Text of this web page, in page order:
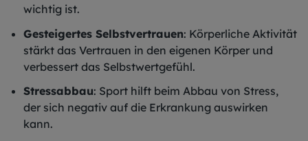
wichtig ist.
Gesteigertes Selbstvertrauen: Körperliche Aktivität
stärkt das Vertrauen in den eigenen Körper und
verbessert das Selbstwertgefühl.
Stressabbau: Sport hilft beim Abbau von Stress,
der sich negativ auf die Erkrankung auswirken
kann.